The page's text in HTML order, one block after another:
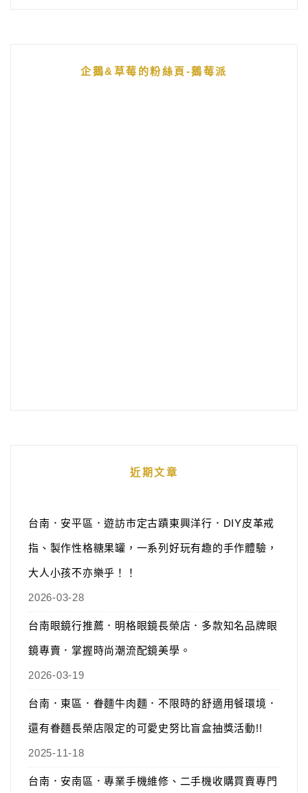
企鵝&草莓的粉絲頁-鵝莓派
近期文章
台南．安平區．遊訪市定古蹟東興洋行．DIY皮革戒
指、製作性格糖果罐，一系列好玩有趣的手作體驗，
大人小孩不亦樂乎！！
2026-03-28
台南眼鏡行推薦．明格眼鏡長榮店．多款知名品牌眼
鏡專賣．掌握時尚潮流配鏡美學。
2026-03-19
台南．東區．眷麵牛肉麵．不限時的舒適用餐環境．
還有眷麵長榮店限定的可愛史努比盲盒抽獎活動!!
2025-11-18
台南．安南區．專業手機維修、二手機收購買賣專門